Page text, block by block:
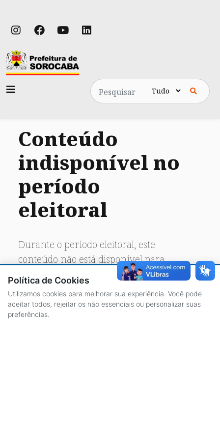
Pesquisa
Conteúdo
indisponível no
período
eleitoral
Durante o período eleitoral, este
conteúdo não está disponível para
acesso público.
Política de Cookies
Utilizamos cookies para melhorar sua experiência. Você pode
aceitar todos, rejeitar os não essenciais ou personalizar suas
preferências.